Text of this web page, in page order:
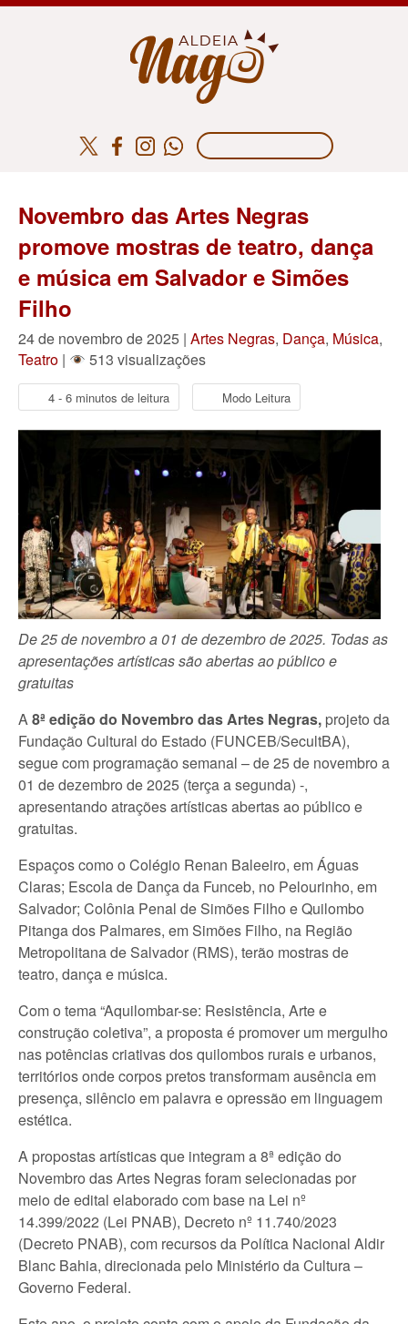
Novembro das Artes Negras
promove mostras de teatro, dança
e música em Salvador e Simões
Filho
24 de novembro de 2025 | Artes Negras, Dança, Música,
Teatro | 513 visualizações
4 - 6 minutos de leitura Modo Leitura
De 25 de novembro a 01 de dezembro de 2025. Todas as
apresentações artísticas são abertas ao público e
gratuitas
A8ª edição do Novembro das Artes Negras, projeto da
Fundação Cultural do Estado (FUNCEB/SecultBA),
segue com programação semanal – de 25 de novembro a
01 de dezembro de 2025 (terça a segunda) -,
apresentando atrações artísticas abertas ao público e
gratuitas.
Espaços como o Colégio Renan Baleeiro, em Águas
Claras; Escola de Dança da Funceb, no Pelourinho, em
Salvador; Colônia Penal de Simões Filho e Quilombo
Pitanga dos Palmares, em Simões Filho, na Região
Metropolitana de Salvador (RMS), terão mostras de
teatro, dança e música.
Com o tema “Aquilombar-se: Resistência, Arte e
construção coletiva”, a proposta é promover um mergulho
nas potências criativas dos quilombos rurais e urbanos,
territórios onde corpos pretos transformam ausência em
presença, silêncio em palavra e opressão em linguagem
estética.
A propostas artísticas que integram a 8ª edição do
Novembro das Artes Negras foram selecionadas por
meio de edital elaborado com base na Lei nº
14.399/2022 (Lei PNAB), Decreto nº 11.740/2023
(Decreto PNAB), com recursos da Política Nacional Aldir
Blanc Bahia, direcionada pelo Ministério da Cultura –
Governo Federal.